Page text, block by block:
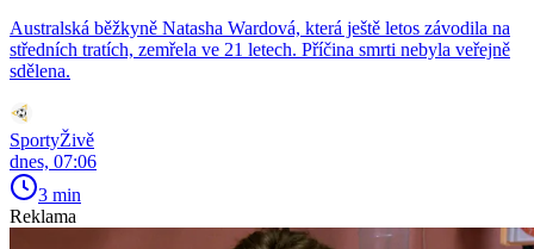
Australská běžkyně Natasha Wardová, která ještě letos závodila na
středních tratích, zemřela ve 21 letech. Příčina smrti nebyla veřejně
sdělena.
SportyŽivě
dnes, 07:06
3 min
Reklama